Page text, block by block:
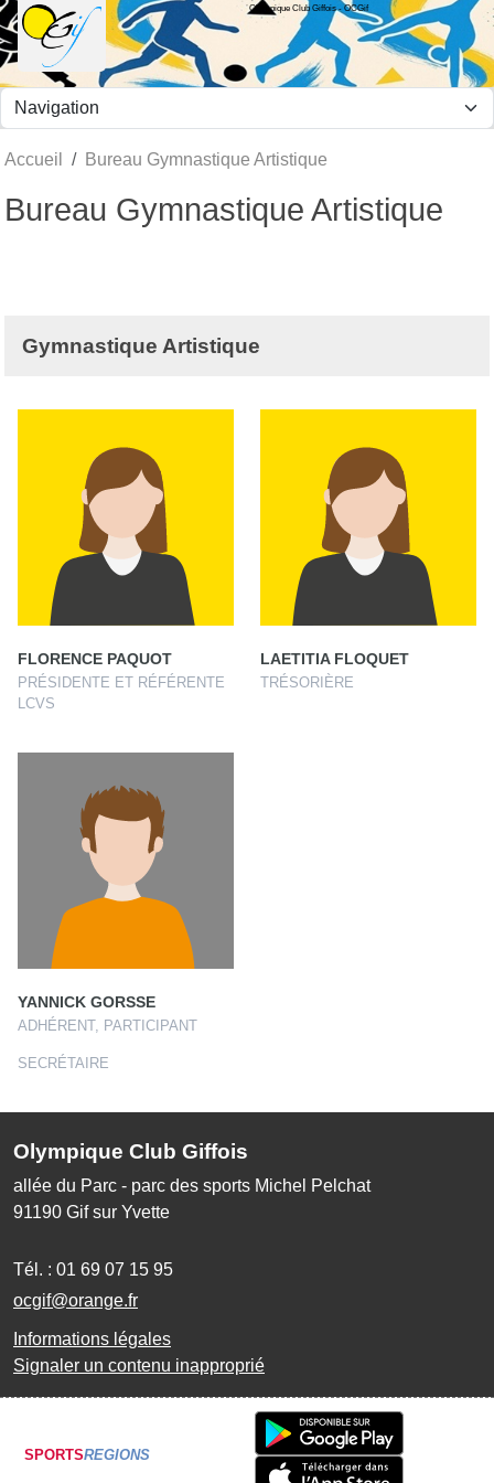
Olympique Club Giffois - OCGif
Accueil Bureau Gymnastique Artistique
Bureau Gymnastique Artistique
Gymnastique Artistique
FLORENCE PAQUOT
PRÉSIDENTE ET RÉFÉRENTE
LCVS
LAETITIA FLOQUET
TRÉSORIÈRE
YANNICK GORSSE
ADHÉRENT, PARTICIPANT
SECRÉTAIRE
Olympique Club Giffois
allée du Parc - parc des sports Michel Pelchat
91190 Gif sur Yvette
Tél. : 01 69 07 15 95
ocgif@orange.fr
Informations légales
Signaler un contenu inapproprié
SPORTSREGIONS
Panneau de gestion des cookies